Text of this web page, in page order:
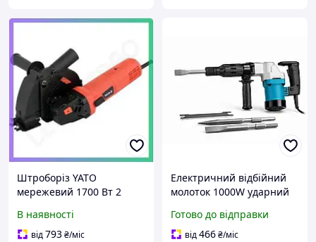
Штроборіз YATO
мережевий 1700 Вт 2
штроблення стін і підлоги
В наявності
від793₴/міс
Електричний відбійний
молоток 1000W ударний
бетону відбійник для
штроблення стін
Готово до відправки
від466₴/міс